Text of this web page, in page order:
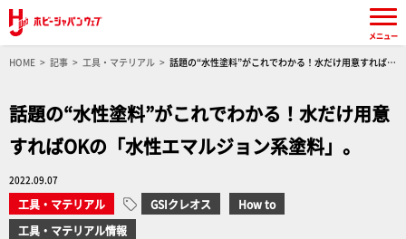
HOME 記事 工具・マテリアル
話題の“水性塗料”がこれでわかる！水だけ用意すれば
話題の“水性塗料”がこれでわかる！水だけ用意
すればOKの「水性エマルジョン系塗料」。
2022.09.07
工具・マテリアル GSIクレオス
How to
工具・マテリアル情報
メニュー